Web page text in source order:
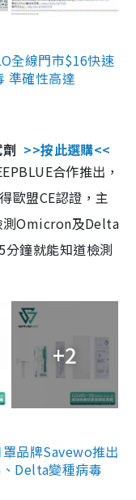
全線門市$16快速
準確性高達
>>按此選購<<
合作推出，
歐盟CE認證，主
測Omicron及Delta
鐘就能知道檢測
+2
品牌Savewo推出
Delta變種病毒